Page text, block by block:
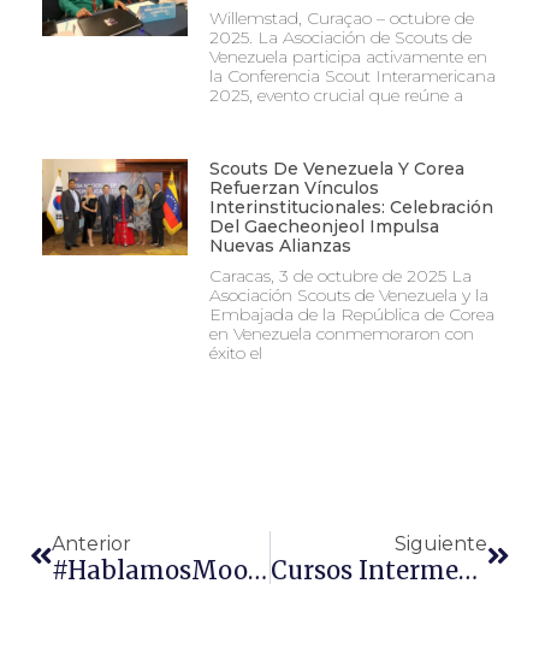
Willemstad, Curaçao – octubre de
2025. La Asociación de Scouts de
Venezuela participa activamente en
la Conferencia Scout Interamericana
2025, evento crucial que reúne a
Scouts De Venezuela Y Corea
Refuerzan Vínculos
Interinstitucionales: Celebración
Del Gaecheonjeol Impulsa
Nuevas Alianzas
Caracas, 3 de octubre de 2025 La
Asociación Scouts de Venezuela y la
Embajada de la República de Corea
en Venezuela conmemoraron con
éxito el
Anterior
#HablamosMoot En Radio Girardot 96.1 FM
Siguiente
Cursos Intermedios De La Asociación De Scouts De Venezuela Realizados Con Éxito